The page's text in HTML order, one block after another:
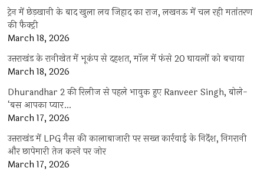
ट्रेन में छेड़खानी के बाद खुला लव जिहाद का राज, लखनऊ में चल रही मतांतरण
की फैक्ट्री
March 18, 2026
उत्तराखंड के रानीखेत में भूकंप से दहशत, मॉल में फंसे 20 घायलों को बचाया
March 18, 2026
Dhurandhar 2 की रिलीज से पहले भावुक हुए Ranveer Singh, बोले-
‘बस आपका प्यार…
March 17, 2026
उत्तराखंड में LPG गैस की कालाबाजारी पर सख्त कार्रवाई के निर्देश, निगरानी
और छापेमारी तेज करने पर जोर
March 17, 2026